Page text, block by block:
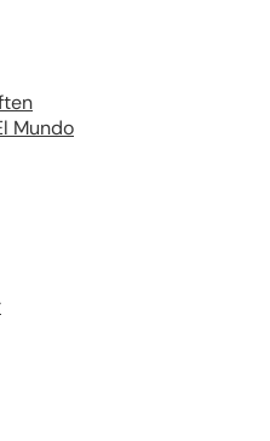
Mundo